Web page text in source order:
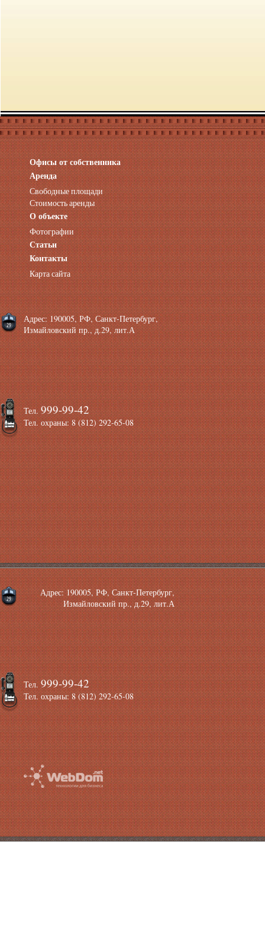
Офисы от собственника
Аренда нежилых помещений
Аренда помещений от собственника
Аренда конференц-зала СПб
Офисы у метро
Офисы в Адмиралтейском районе
Помещения с отдельным входом
Небольшие офисы
Аренда офиса около метро
Снять помещение у метро
Аренда помещений у метро
Аренда помещений район Адмиралтейский
Аренда офиса Технологический институт
Аренда помещений Фрунзенская
Аренда
Свободные площади
Стоимость аренды
О объекте
Фотографии
Статьи
Контакты
Карта сайта
Тел.999-99-42
Тел. охраны: 8 (812) 292-65-08
Адрес: 190005, РФ, Санкт-Петербург,
Измайловский пр., д.29, лит.А
Тел.999-99-42
Тел. охраны: 8 (812) 292-65-08
Адрес: 190005, РФ, Санкт-Петербург,
Измайловский пр., д.29, лит.А